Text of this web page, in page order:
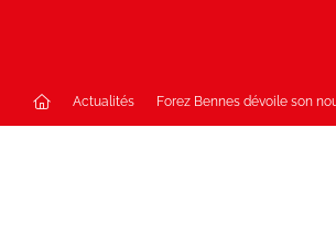
Actualités Forez Bennes dévoile son